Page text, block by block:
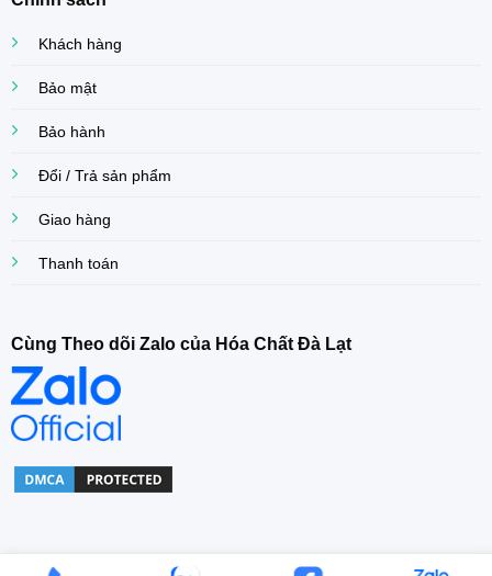
Khách hàng
Bảo mật
Bảo hành
Đổi / Trả sản phẩm
Giao hàng
Thanh toán
Cùng Theo dõi Zalo của Hóa Chất Đà Lạt